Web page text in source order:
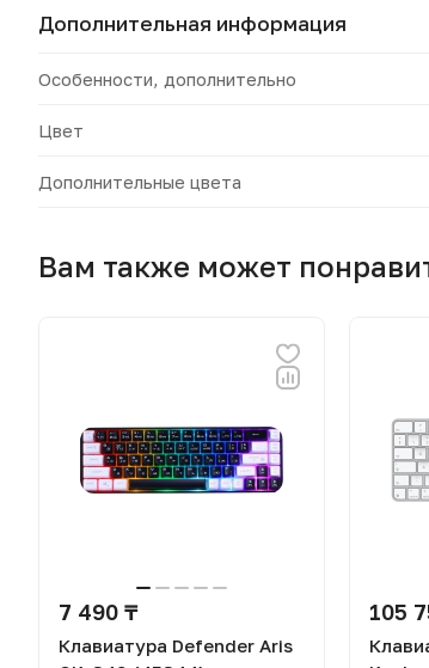
Дополнительная информация
Особенности, дополнительно
Цвет
Дополнительные цвета
Вам также может
7 490 ₸
Клавиатура Defender Aris
105